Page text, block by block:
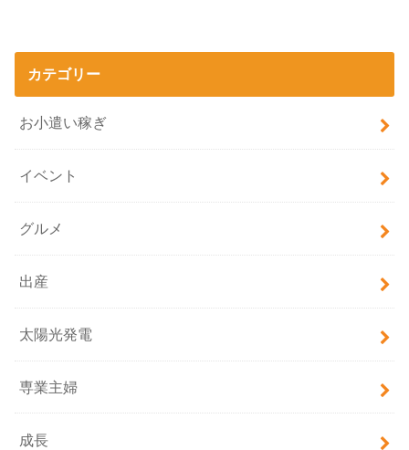
カテゴリー
お小遣い稼ぎ
イベント
グルメ
出産
太陽光発電
専業主婦
成長